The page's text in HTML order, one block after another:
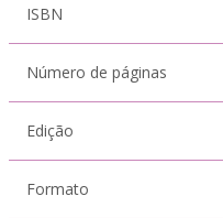
ISBN
Número de páginas
Edição
Formato